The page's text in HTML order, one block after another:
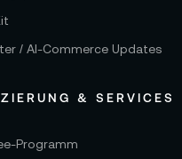
/ AI-Commerce Updates
& SERVICES
Programm